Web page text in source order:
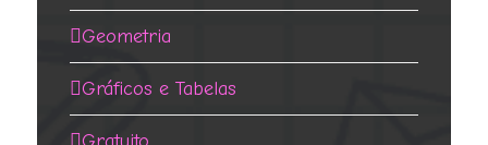
Geometria
Gráficos e Tabelas